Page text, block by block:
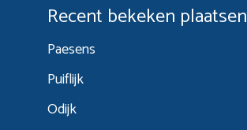
Recent bekeken plaatsen
Paesens
Puiflijk
Odijk